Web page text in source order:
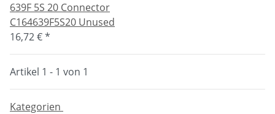
639F 5S 20 Connector
C164639F5S20 Unused
16,72 €*
Artikel 1 - 1 von 1
Kategorien